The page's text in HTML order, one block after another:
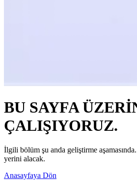
BU SAYFA
ÇALIŞIYORUZ.
İlgili bölüm şu anda geliştirme
yerini alacak.
Anasayfaya Dön